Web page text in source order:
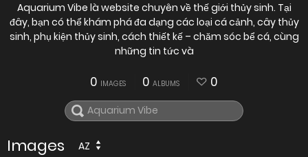
Aquarium Vibe là website chuyên về thế giới thủy sinh. Tại
đây, bạn có thể khám phá đa dạng các loại cá cảnh, cây thủy
sinh, phụ kiện thủy sinh, cách thiết kế – chăm sóc bể cá, cùng
những tin tức và
0 IMAGES 0 ALBUMS 0
Images AZ